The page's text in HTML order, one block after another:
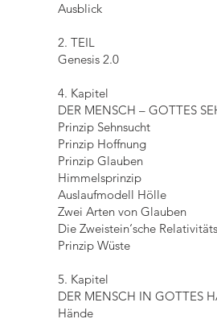
Ausblick
2. TEIL
Genesis 2.0
4. Kapitel
DER MENSCH – GOTTES
Prinzip Sehnsucht
Prinzip Hoffnung
Prinzip Glauben
Himmelsprinzip
Auslaufmodell Hölle
Zwei Arten von Glauben
Die Zweistein‘sche
Prinzip Wüste
5. Kapitel
DER MENSCH IN GOTTES
Hände